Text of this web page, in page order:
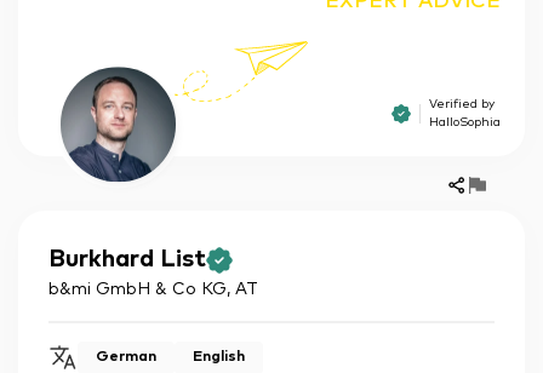
Verified by
HalloSophia
Burkhard List
b&mi GmbH & Co KG, AT
German English